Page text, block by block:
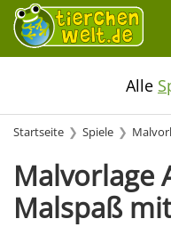
Alle
Startseite Spiele
Malvorlage
Malspaß